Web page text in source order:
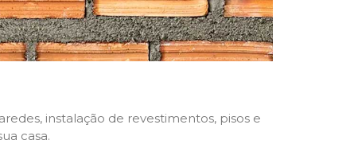
instalação de revestimentos, pisos e
casa.